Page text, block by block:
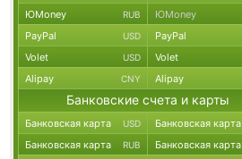
ЮMoney RUB ЮMoney
PayPal USD PayPal
Volet USD Volet
Alipay CNY Alipay
Банковские счета и карты
Банковская карта USD Банковская карта
Банковская карта RUB Банковская карта